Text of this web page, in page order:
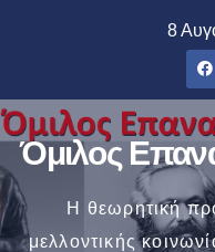
8
Όμιλος
Η θεωρητική
μελλοντικής